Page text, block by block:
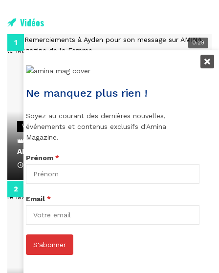
Vidéos
0:29
VIDEOS
👑 Remerciements à Ayden pour son message sur
AMINA, le Magazine de la Femme
April 1, 2022
Ne manquez plus rien !
Soyez au courant des dernières nouvelles,
événements et contenus exclusifs d'Amina
Magazine.
Prénom *
Email *
S'abonner